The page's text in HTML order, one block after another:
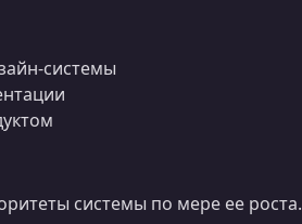
системы
системы по мере ее роста.